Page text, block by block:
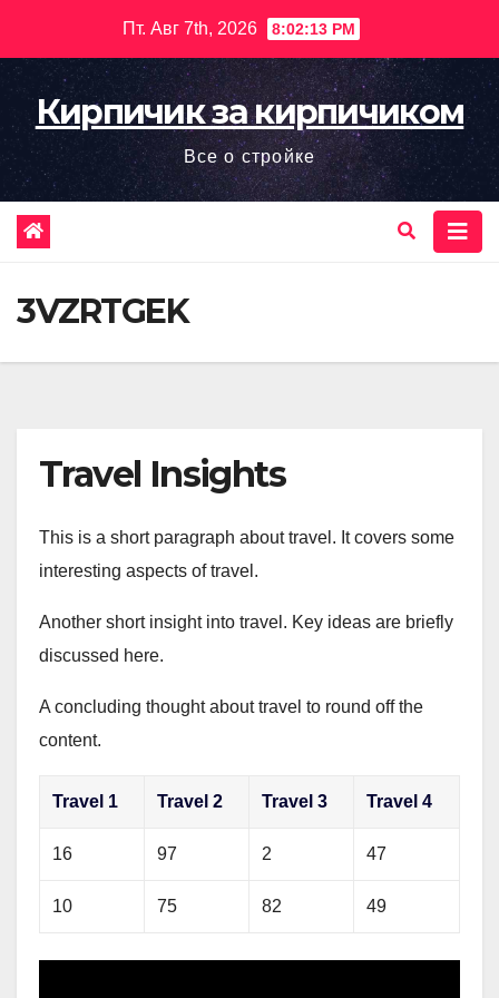
содержимому
Пт. Авг 7th, 2026 8:02:14 PM
Кирпичик за кирпичиком
Все о стройке
3VZRTGEK
Travel Insights
This is a short paragraph about travel. It covers some
interesting aspects of travel.
Another short insight into travel. Key ideas are briefly
discussed here.
A concluding thought about travel to round off the
content.
Travel 1 Travel 2 Travel 3 Travel 4
16 97 2 47
10 75 82 49